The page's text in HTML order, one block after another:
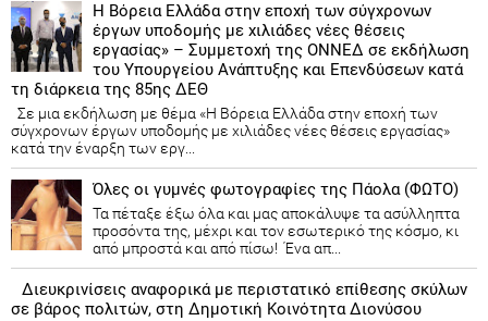
Η Βόρεια Ελλάδα στην εποχή των σύγχρονων
έργων υποδομής με χιλιάδες νέες θέσεις
εργασίας» – Συμμετοχή της ΟΝΝΕΔ σε εκδήλωση
του Υπουργείου Ανάπτυξης και Επενδύσεων κατά
τη διάρκεια της 85ης ΔΕΘ
Σε μια εκδήλωση με θέμα «Η Βόρεια Ελλάδα στην εποχή των
σύγχρονων έργων υποδομής με χιλιάδες νέες θέσεις εργασίας»
κατά την έναρξη των εργ...
Όλες οι γυμνές φωτογραφίες της Πάολα (ΦΩΤΟ)
Τα πέταξε έξω όλα και μας αποκάλυψε τα ασύλληπτα
προσόντα της, μέχρι και τον εσωτερικό της κόσμο, κι
από μπροστά και από πίσω! Ένα απ...
Διευκρινίσεις αναφορικά με περιστατικό επίθεσης σκύλων
σε βάρος πολιτών, στη Δημοτική Κοινότητα Διονύσου